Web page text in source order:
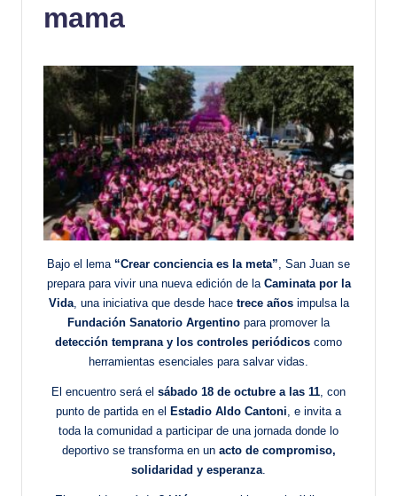
mama
Bajo el lema “Crear conciencia es la meta” , San Juan se
prepara para vivir una nueva edición de la Caminata por la
Vida, una iniciativa que desde hace trece añosimpulsa la
Fundación Sanatorio Argentino para promover la
detección temprana y los controles periódicos como
herramientas esenciales para salvar vidas.
El encuentro será el sábado 18 de octubre a las 11 , con
punto de partida en el Estadio Aldo Cantoni , e invita a
toda la comunidad a participar de una jornada donde lo
deportivo se transforma en un acto de compromiso,
solidaridad y esperanza